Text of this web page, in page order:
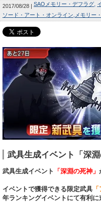
2017/08/28 SAOメモリー・デフラグ
ソード・アート・オンライン メモリー
武具生成イベント「深
武具生成イベント 「深淵の死神」
イベントで獲得できる限定武具
年ランキングイベントにて有利